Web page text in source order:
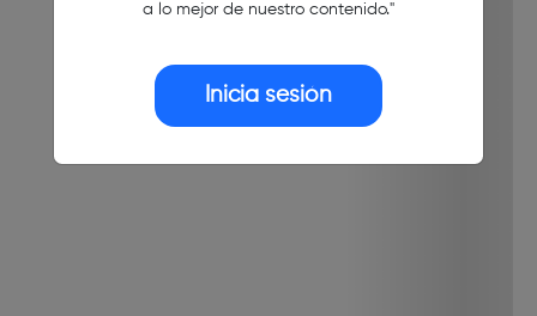
a lo mejor de nuestro contenido."
Inicia sesión